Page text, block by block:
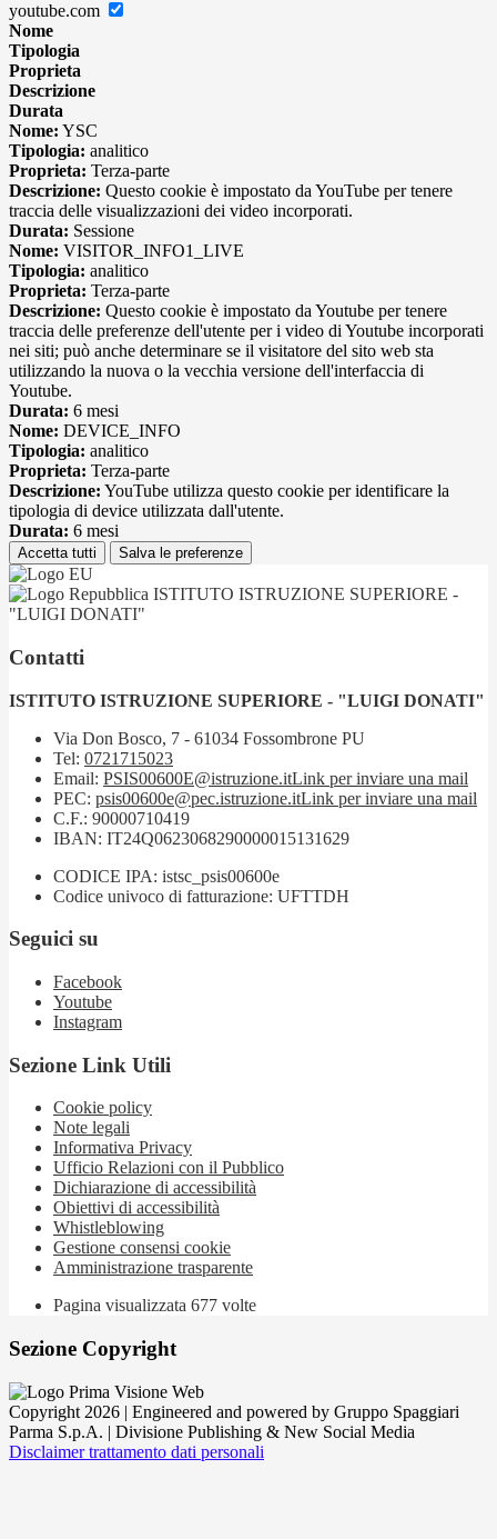
youtube.com
Nome
Tipologia
Proprieta
Descrizione
Durata
Nome: YSC
Tipologia: analitico
Proprieta: Terza-parte
Descrizione: Questo cookie è impostato da YouTube per tenere
traccia delle visualizzazioni dei video incorporati.
Durata: Sessione
Nome: VISITOR_INFO1_LIVE
Tipologia: analitico
Proprieta: Terza-parte
Descrizione: Questo cookie è impostato da Youtube per tenere
traccia delle preferenze dell'utente per i video di Youtube incorporati
nei siti; può anche determinare se il visitatore del sito web sta
utilizzando la nuova o la vecchia versione dell'interfaccia di
Youtube.
Durata: 6 mesi
Nome: DEVICE_INFO
Tipologia: analitico
Proprieta: Terza-parte
Descrizione: YouTube utilizza questo cookie per identificare la
tipologia di device utilizzata dall'utente.
Durata: 6 mesi
Accetta tutti Salva le preferenze
ISTITUTO ISTRUZIONE SUPERIORE -
"LUIGI DONATI"
Contatti
ISTITUTO ISTRUZIONE SUPERIORE - "LUIGI DONATI"
Via Don Bosco, 7 - 61034 Fossombrone PU
Tel: 0721715023
Email: PSIS00600E@istruzione.itLink per inviare una mail
PEC: psis00600e@pec.istruzione.itLink per inviare una mail
C.F.: 90000710419
IBAN: IT24Q0623068290000015131629
CODICE IPA: istsc_psis00600e
Codice univoco di fatturazione: UFTTDH
Seguici su
Facebook
Youtube
Instagram
Sezione Link Utili
Cookie policy
Note legali
Informativa Privacy
Ufficio Relazioni con il Pubblico
Dichiarazione di accessibilità
Obiettivi di accessibilità
Whistleblowing
Gestione consensi cookie
Amministrazione trasparente
Pagina visualizzata 677 volte
Sezione Copyright
Copyright 2026 | Engineered and powered by Gruppo Spaggiari
Parma S.p.A. | Divisione Publishing & New Social Media
Disclaimer trattamento dati personali